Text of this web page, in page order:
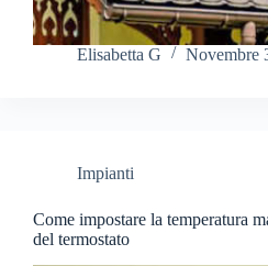
Elisabetta G Novembre
Impianti
Come impostare la temperatura
del termostato